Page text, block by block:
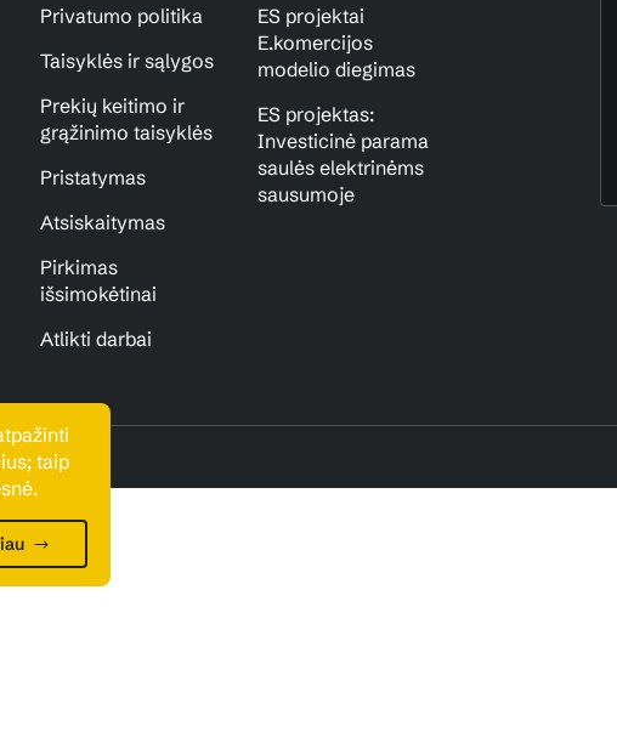
taip
Privatumo politika
Taisyklės ir sąlygos
Prekių keitimo ir
grąžinimo taisyklės
Pristatymas
Atsiskaitymas
Pirkimas
išsimokėtinai
Atlikti darbai
ES projektai
E.komercijos
modelio diegimas
ES projektas:
Investicinė parama
saulės elektrinėms
sausumoje